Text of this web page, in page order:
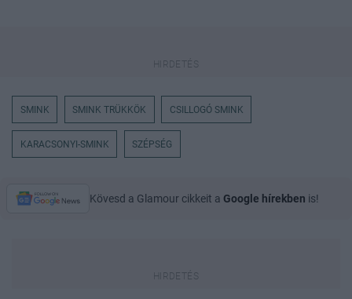
SMINK SMINK TRÜKKÖK CSILLOGÓ SMINK
KARACSONYI-SMINK SZÉPSÉG
Kövesd a Glamour cikkeit a Google hírekben is!